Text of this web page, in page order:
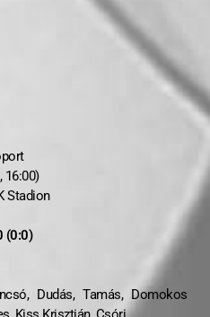
16:00)
Stadion
(0:0)
Dudás, Tamás, Domokos